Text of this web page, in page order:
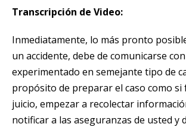
Transcripción de Video:
Inmediatamente, lo más pronto
un accidente, debe de comunicarse
experimentado en semejante tipo de
propósito de preparar el caso como si
juicio, empezar a recolectar
notificar a las aseguranzas de usted y